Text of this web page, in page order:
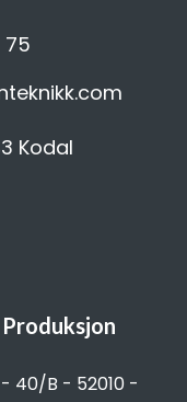
Kodal
40/B - 52010 -